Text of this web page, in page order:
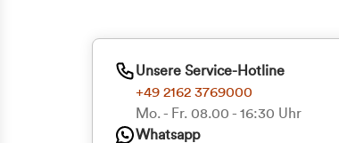
Unsere Service-Hotline
+49 2162 3769000
Mo. - Fr. 08.00 - 16:30 Uhr
Whatsapp